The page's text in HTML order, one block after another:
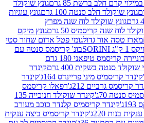
85 גרם
גונץ שוקולד
סנטה 100 גרם
גונץ עוגיות
לוח שנה מפרץ
50 גרם
גונץ מיקס
גדולגומי פטל אדום שחור סטי
בונ' קריסמס סנטה עם
בונבוניירה קריסמס טיפאני 180 גרם
קינדר
מיני פריינדס 164ג'
קינדר
212ג'
רפאלו קריסמס
קינדר שוקולד חנוכייה 135
קריסמיס קלנדר כוכב מעורב
קינדר קריסמיס ביצה ענקית